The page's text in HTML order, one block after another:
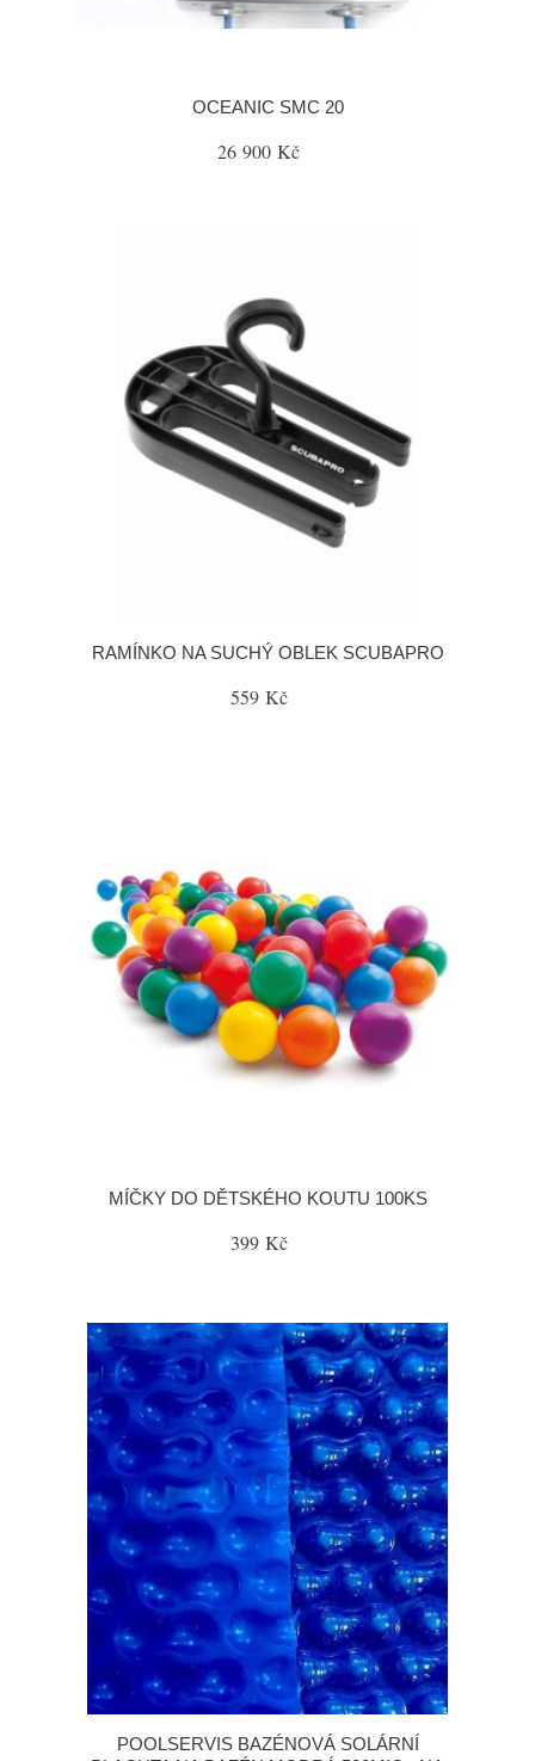
OCEANIC SMC 20
26 900 Kč
RAMÍNKO NA SUCHÝ OBLEK SCUBAPRO
559 Kč
MÍČKY DO DĚTSKÉHO KOUTU 100KS
399 Kč
POOLSERVIS BAZÉNOVÁ SOLÁRNÍ